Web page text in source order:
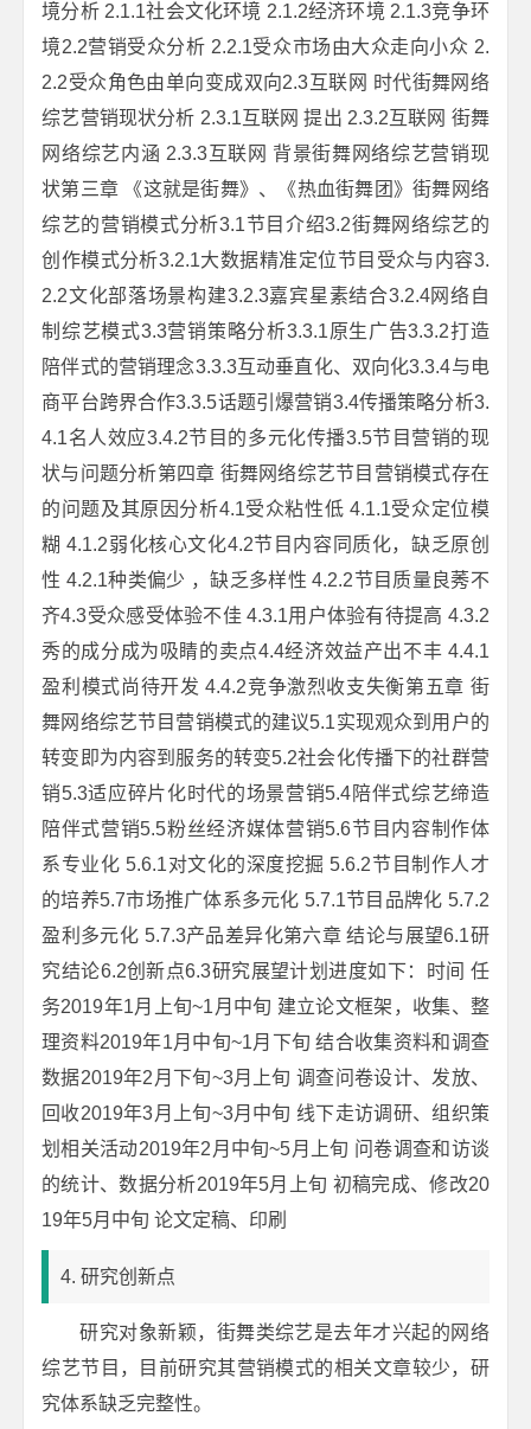
境分析 2.1.1社会文化环境 2.1.2经济环境 2.1.3竞争环
境2.2营销受众分析 2.2.1受众市场由大众走向小众 2.
2.2受众角色由单向变成双向2.3互联网 时代街舞网络
综艺营销现状分析 2.3.1互联网 提出 2.3.2互联网 街舞
网络综艺内涵 2.3.3互联网 背景街舞网络综艺营销现
状第三章 《这就是街舞》、《热血街舞团》街舞网络
综艺的营销模式分析3.1节目介绍3.2街舞网络综艺的
创作模式分析3.2.1大数据精准定位节目受众与内容3.
2.2文化部落场景构建3.2.3嘉宾星素结合3.2.4网络自
制综艺模式3.3营销策略分析3.3.1原生广告3.3.2打造
陪伴式的营销理念3.3.3互动垂直化、双向化3.3.4与电
商平台跨界合作3.3.5话题引爆营销3.4传播策略分析3.
4.1名人效应3.4.2节目的多元化传播3.5节目营销的现
状与问题分析第四章 街舞网络综艺节目营销模式存在
的问题及其原因分析4.1受众粘性低 4.1.1受众定位模
糊 4.1.2弱化核心文化4.2节目内容同质化，缺乏原创
性 4.2.1种类偏少 ，缺乏多样性 4.2.2节目质量良莠不
齐4.3受众感受体验不佳 4.3.1用户体验有待提高 4.3.2
秀的成分成为吸睛的卖点4.4经济效益产出不丰 4.4.1
盈利模式尚待开发 4.4.2竞争激烈收支失衡第五章 街
舞网络综艺节目营销模式的建议5.1实现观众到用户的
转变即为内容到服务的转变5.2社会化传播下的社群营
销5.3适应碎片化时代的场景营销5.4陪伴式综艺缔造
陪伴式营销5.5粉丝经济媒体营销5.6节目内容制作体
系专业化 5.6.1对文化的深度挖掘 5.6.2节目制作人才
的培养5.7市场推广体系多元化 5.7.1节目品牌化 5.7.2
盈利多元化 5.7.3产品差异化第六章 结论与展望6.1研
究结论6.2创新点6.3研究展望计划进度如下：时间 任
务2019年1月上旬~1月中旬 建立论文框架，收集、整
理资料2019年1月中旬~1月下旬 结合收集资料和调查
数据2019年2月下旬~3月上旬 调查问卷设计、发放、
回收2019年3月上旬~3月中旬 线下走访调研、组织策
划相关活动2019年2月中旬~5月上旬 问卷调查和访谈
的统计、数据分析2019年5月上旬 初稿完成、修改20
19年5月中旬 论文定稿、印刷
4. 研究创新点
研究对象新颖，街舞类综艺是去年才兴起的网络
综艺节目，目前研究其营销模式的相关文章较少，研
究体系缺乏完整性。